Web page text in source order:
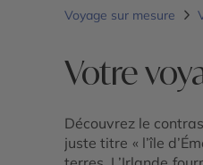
Voyage sur mesure
Votre
Découvrez le
juste titre « l’île